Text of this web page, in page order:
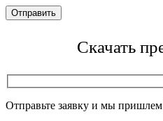
Скачать
Отправьте заявку и мы